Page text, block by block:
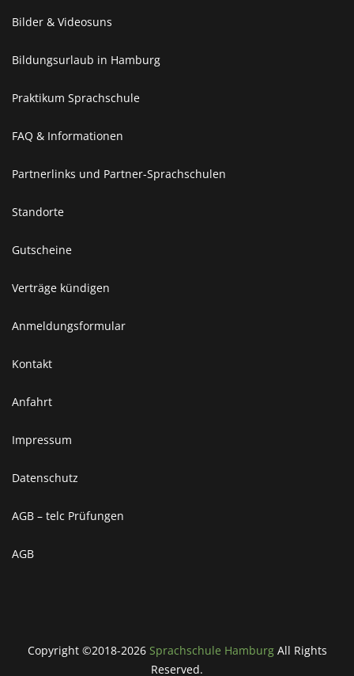
Bilder & Videosuns
Bildungsurlaub in Hamburg
Praktikum Sprachschule
FAQ & Informationen
Partnerlinks und Partner-Sprachschulen
Standorte
Gutscheine
Verträge kündigen
Anmeldungsformular
Kontakt
Anfahrt
Impressum
Datenschutz
AGB – telc Prüfungen
AGB
Copyright ©2018-2026 Sprachschule HamburgAll Rights
Reserved.